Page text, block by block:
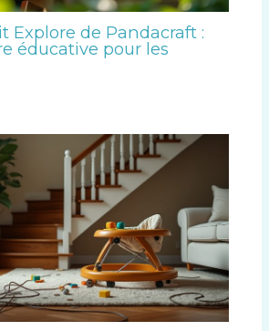
Explore de Pandacraft :
éducative pour les